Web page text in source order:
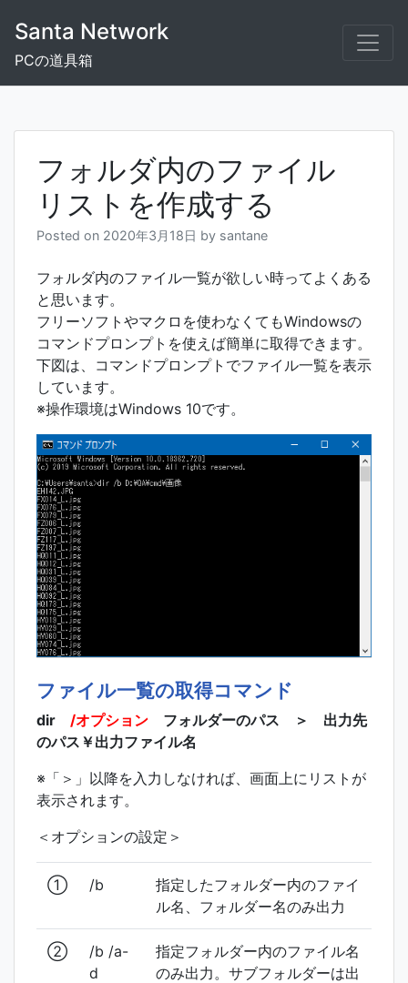
content
Santa Network
PCの道具箱
フォルダ内のファイル
リストを作成する
Posted on 2020年3月18日 by santane
フォルダ内のファイル一覧が欲しい時ってよくある
と思います。
フリーソフトやマクロを使わなくてもWindowsの
コマンドプロンプトを使えば簡単に取得できます。
下図は、コマンドプロンプトでファイル一覧を表示
しています。
※操作環境はWindows 10です。
ファイル一覧の取得コマンド
dir /オプション フォルダーのパス ＞ 出力先
のパス￥出力ファイル名
※「＞」以降を入力しなければ、画面上にリストが
表示されます。
＜オプションの設定＞
① /b
指定したフォルダー内のファイ
ル名、フォルダー名のみ出力
②
/b /a-
d
指定フォルダー内のファイル名
のみ出力。サブフォルダーは出